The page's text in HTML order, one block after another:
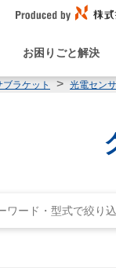
お困りごと解決
ブラケット 光電セン